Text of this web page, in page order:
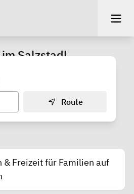
Salzstadl
Route
Freizeit für Familien auf